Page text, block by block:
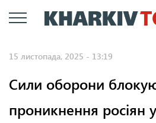
до
15 листопада, 2025 - 13:19
Сили оборони
проникнення росіян